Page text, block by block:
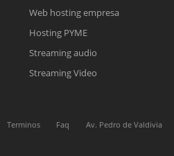
online
un correo electrónico con el enlace a
la reunión online.
Cotización
fuera de línea. Complete el formulario
Web hosting empresa
Hosting PYME
Streaming audio
Streaming Video
Terminos Faq
Av. Pedro de Valdivia